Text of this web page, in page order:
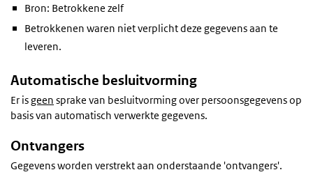
Bron: Betrokkene zelf
Betrokkenen waren niet verplicht deze gegevens aan te
leveren.
Automatische besluitvorming
Er isgeen sprake van besluitvorming over persoonsgegevens op
basis van automatisch verwerkte gegevens.
Ontvangers
Gegevens worden verstrekt aan onderstaande 'ontvangers'.